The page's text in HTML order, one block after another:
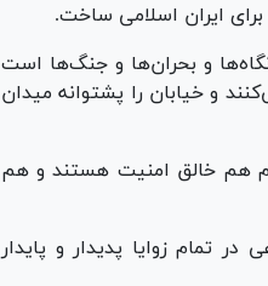
ایران اسلامی ساخت.
و بحران‌ها و جنگ‌ها است
و خیابان را پشتوانه میدان
هم خالق امنیت هستند و هم
تمام زوایا پدیدار و پایدار